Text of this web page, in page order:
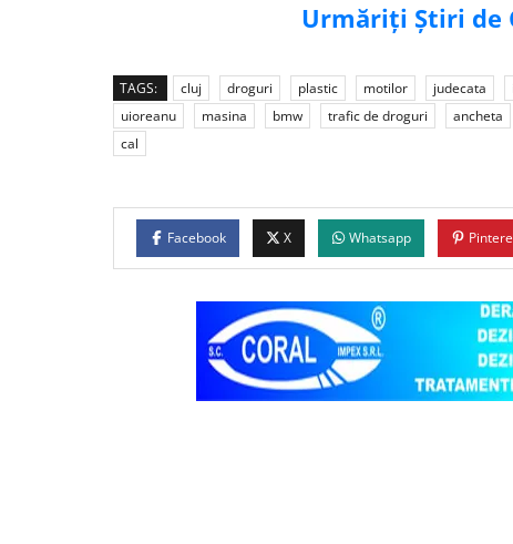
Urmăriți Știri de
TAGS: cluj droguri plastic motilor judecata
uioreanu
masina bmw trafic de droguri ancheta
cal
Facebook X Whatsapp